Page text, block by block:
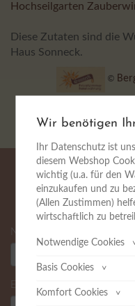
Hochseilgarten
Diese Zutaten sind die
Haus Sonneck.
©
Name
Wir benötigen
Ihr Datenschutz ist
diesem Webshop
wichtig (u.a. für den
einzukaufen und zu
(Allen Zustimmen)
wirtschaftlich zu
Notwendige Cookies
Wir verwenden die
z.B. Sicherheits- und
Basis Cookies
Grundlegende Cookies
Komfort Cookies